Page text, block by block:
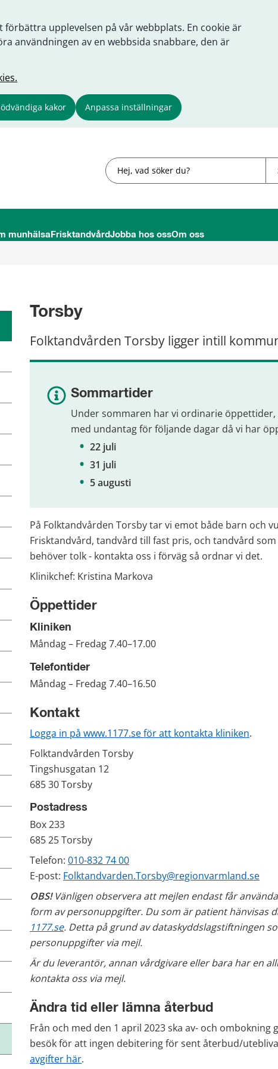
förbättra upplevelsen på vår webbplats. En cookie är
användningen av en webbsida snabbare, den är
kakor Anpassa inställningar
Sök
munhälsa FrisktandvårdJobba hos ossOm oss
Torsby
Folktandvården Torsby ligger intill
Sommartider
Under sommaren har vi ordinarie öppettider,
med undantag för följande dagar då vi har
22 juli
31 juli
5 augusti
På Folktandvården Torsby tar vi emot både barn och
Frisktandvård, tandvård till fast pris, och tandvård
behöver tolk - kontakta oss i förväg så ordnar vi det.
Klinikchef: Kristina Markova
Öppettider
Kliniken
Måndag – Fredag 7.40–17.00
Telefontider
Måndag – Fredag 7.40–16.50
Kontakt
Logga in på www.1177.se för att kontakta kliniken.
Folktandvården Torsby
Tingshusgatan 12
685 30 Torsby
Postadress
Box 233
685 25 Torsby
Telefon: 010-832 74 00
E-post: Folktandvarden.Torsby@regionvarmland.se
OBS! Vänligen observera att mejlen endast får
1177.se. Detta på grund av dataskyddslagstiftningen
personuppgifter via mejl.
Är du leverantör, annan vårdgivare eller bara har en
kontakta oss via mejl.
Ändra tid eller lämna återbud
Från och med den 1 april 2023 ska av- och
besök för att ingen debitering för sent återbud/
avgifter här.